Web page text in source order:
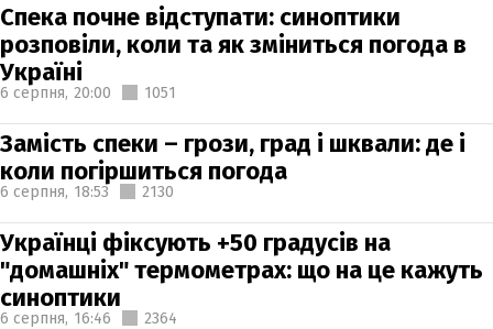
Спека почне відступати: синоптики
розповіли, коли та як зміниться погода в
Україні
6 серпня, 20:00 1051
Замість спеки – грози, град і шквали: де і
коли погіршиться погода
6 серпня, 18:53 2130
Українці фіксують +50 градусів на
"домашніх" термометрах: що на це кажуть
синоптики
6 серпня, 16:46 2364